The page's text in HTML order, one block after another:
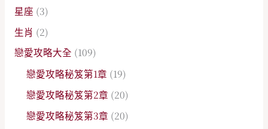
星座 (3)
生肖 (2)
戀愛攻略大全 (109)
戀愛攻略秘笈第1章 (19)
戀愛攻略秘笈第2章 (20)
戀愛攻略秘笈第3章 (20)